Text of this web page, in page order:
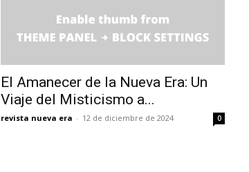
El Amanecer de la Nueva Era: Un
Viaje del Misticismo a...
revista nueva era - 12 de diciembre de 2024 0